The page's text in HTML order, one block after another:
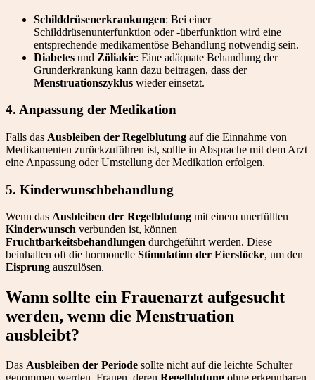
Schilddrüsenerkrankungen: Bei einer
Schilddrüsenunterfunktion oder -überfunktion wird eine
entsprechende medikamentöse Behandlung notwendig sein.
Diabetes und Zöliakie: Eine adäquate Behandlung der
Grunderkrankung kann dazu beitragen, dass der
Menstruationszyklus wieder einsetzt.
4. Anpassung der Medikation
Falls das Ausbleiben der Regelblutung auf die Einnahme von
Medikamenten zurückzuführen ist, sollte in Absprache mit dem Arzt
eine Anpassung oder Umstellung der Medikation erfolgen.
5. Kinderwunschbehandlung
Wenn das Ausbleiben der Regelblutung mit einem unerfüllten
Kinderwunsch verbunden ist, können
Fruchtbarkeitsbehandlungen durchgeführt werden. Diese
beinhalten oft die hormonelle Stimulation der Eierstöcke, um den
Eisprung auszulösen.
Wann sollte ein Frauenarzt aufgesucht
werden, wenn die Menstruation
ausbleibt?
Das Ausbleiben der Periode sollte nicht auf die leichte Schulter